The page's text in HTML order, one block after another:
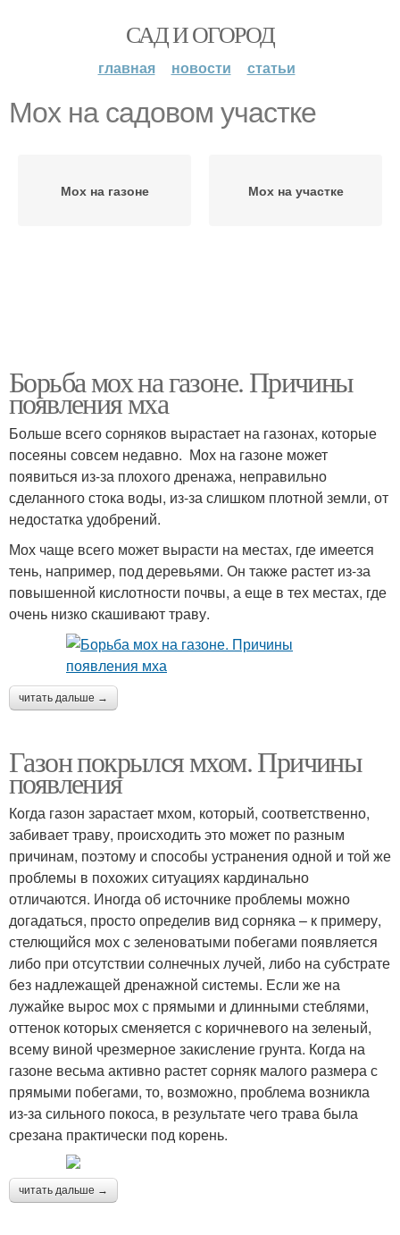
САД И ОГОРОД
главная новости статьи
Мох на садовом участке
Мох на газоне Мох на участке
Борьба мох на газоне. Причины
появления мха
Больше всего сорняков вырастает на газонах, которые
посеяны совсем недавно. Мох на газоне может
появиться из-за плохого дренажа, неправильно
сделанного стока воды, из-за слишком плотной земли, от
недостатка удобрений.
Мох чаще всего может вырасти на местах, где имеется
тень, например, под деревьями. Он также растет из-за
повышенной кислотности почвы, а еще в тех местах, где
очень низко скашивают траву.
читать дальше →
Газон покрылся мхом. Причины
появления
Когда газон зарастает мхом, который, соответственно,
забивает траву, происходить это может по разным
причинам, поэтому и способы устранения одной и той же
проблемы в похожих ситуациях кардинально
отличаются. Иногда об источнике проблемы можно
догадаться, просто определив вид сорняка – к примеру,
стелющийся мох с зеленоватыми побегами появляется
либо при отсутствии солнечных лучей, либо на субстрате
без надлежащей дренажной системы. Если же на
лужайке вырос мох с прямыми и длинными стеблями,
оттенок которых сменяется с коричневого на зеленый,
всему виной чрезмерное закисление грунта. Когда на
газоне весьма активно растет сорняк малого размера с
прямыми побегами, то, возможно, проблема возникла
из-за сильного покоса, в результате чего трава была
срезана практически под корень.
читать дальше →